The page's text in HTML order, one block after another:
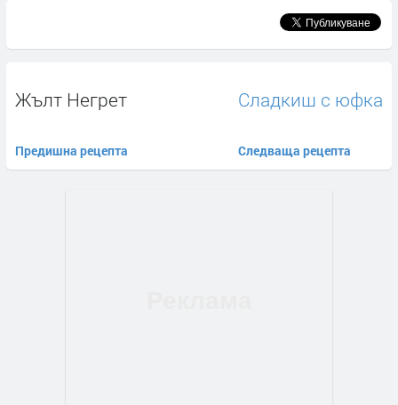
Жълт Негрет
Предишна рецепта
Сладкиш с юфка
Следваща рецепта